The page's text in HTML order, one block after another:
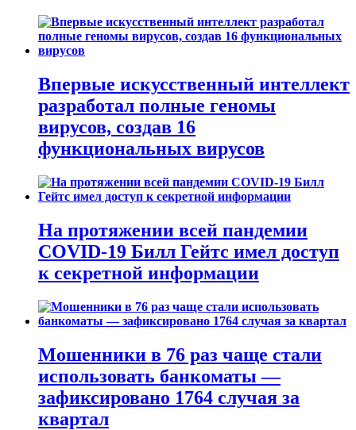
Впервые искусственный интеллект
разработал полные геномы
вирусов, создав 16
функциональных вирусов
На протяжении всей пандемии
COVID-19 Билл Гейтс имел доступ
к секретной информации
Мошенники в 76 раз чаще стали
использовать банкоматы —
зафиксировано 1764 случая за
квартал